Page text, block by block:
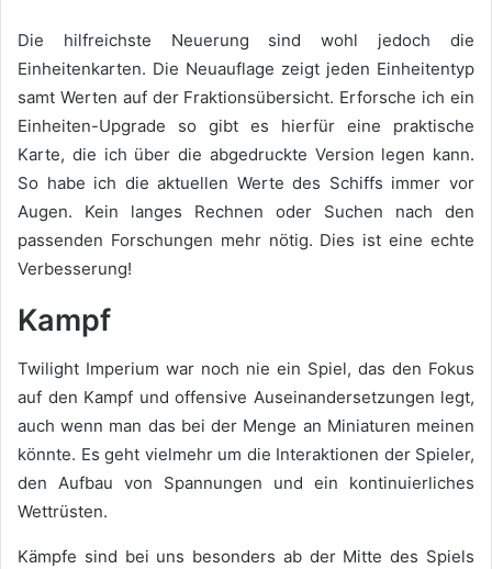
Die hilfreichste Neuerung sind wohl jedoch die
Einheitenkarten. Die Neuauflage zeigt jeden Einheitentyp
samt Werten auf der Fraktionsübersicht. Erforsche ich ein
Einheiten-Upgrade so gibt es hierfür eine praktische
Karte, die ich über die abgedruckte Version legen kann.
So habe ich die aktuellen Werte des Schiffs immer vor
Augen. Kein langes Rechnen oder Suchen nach den
passenden Forschungen mehr nötig. Dies ist eine echte
Verbesserung!
Kampf
Twilight Imperium war noch nie ein Spiel, das den Fokus
auf den Kampf und offensive Auseinandersetzungen legt,
auch wenn man das bei der Menge an Miniaturen meinen
könnte. Es geht vielmehr um die Interaktionen der Spieler,
den Aufbau von Spannungen und ein kontinuierliches
Wettrüsten.
Kämpfe sind bei uns besonders ab der Mitte des Spiels